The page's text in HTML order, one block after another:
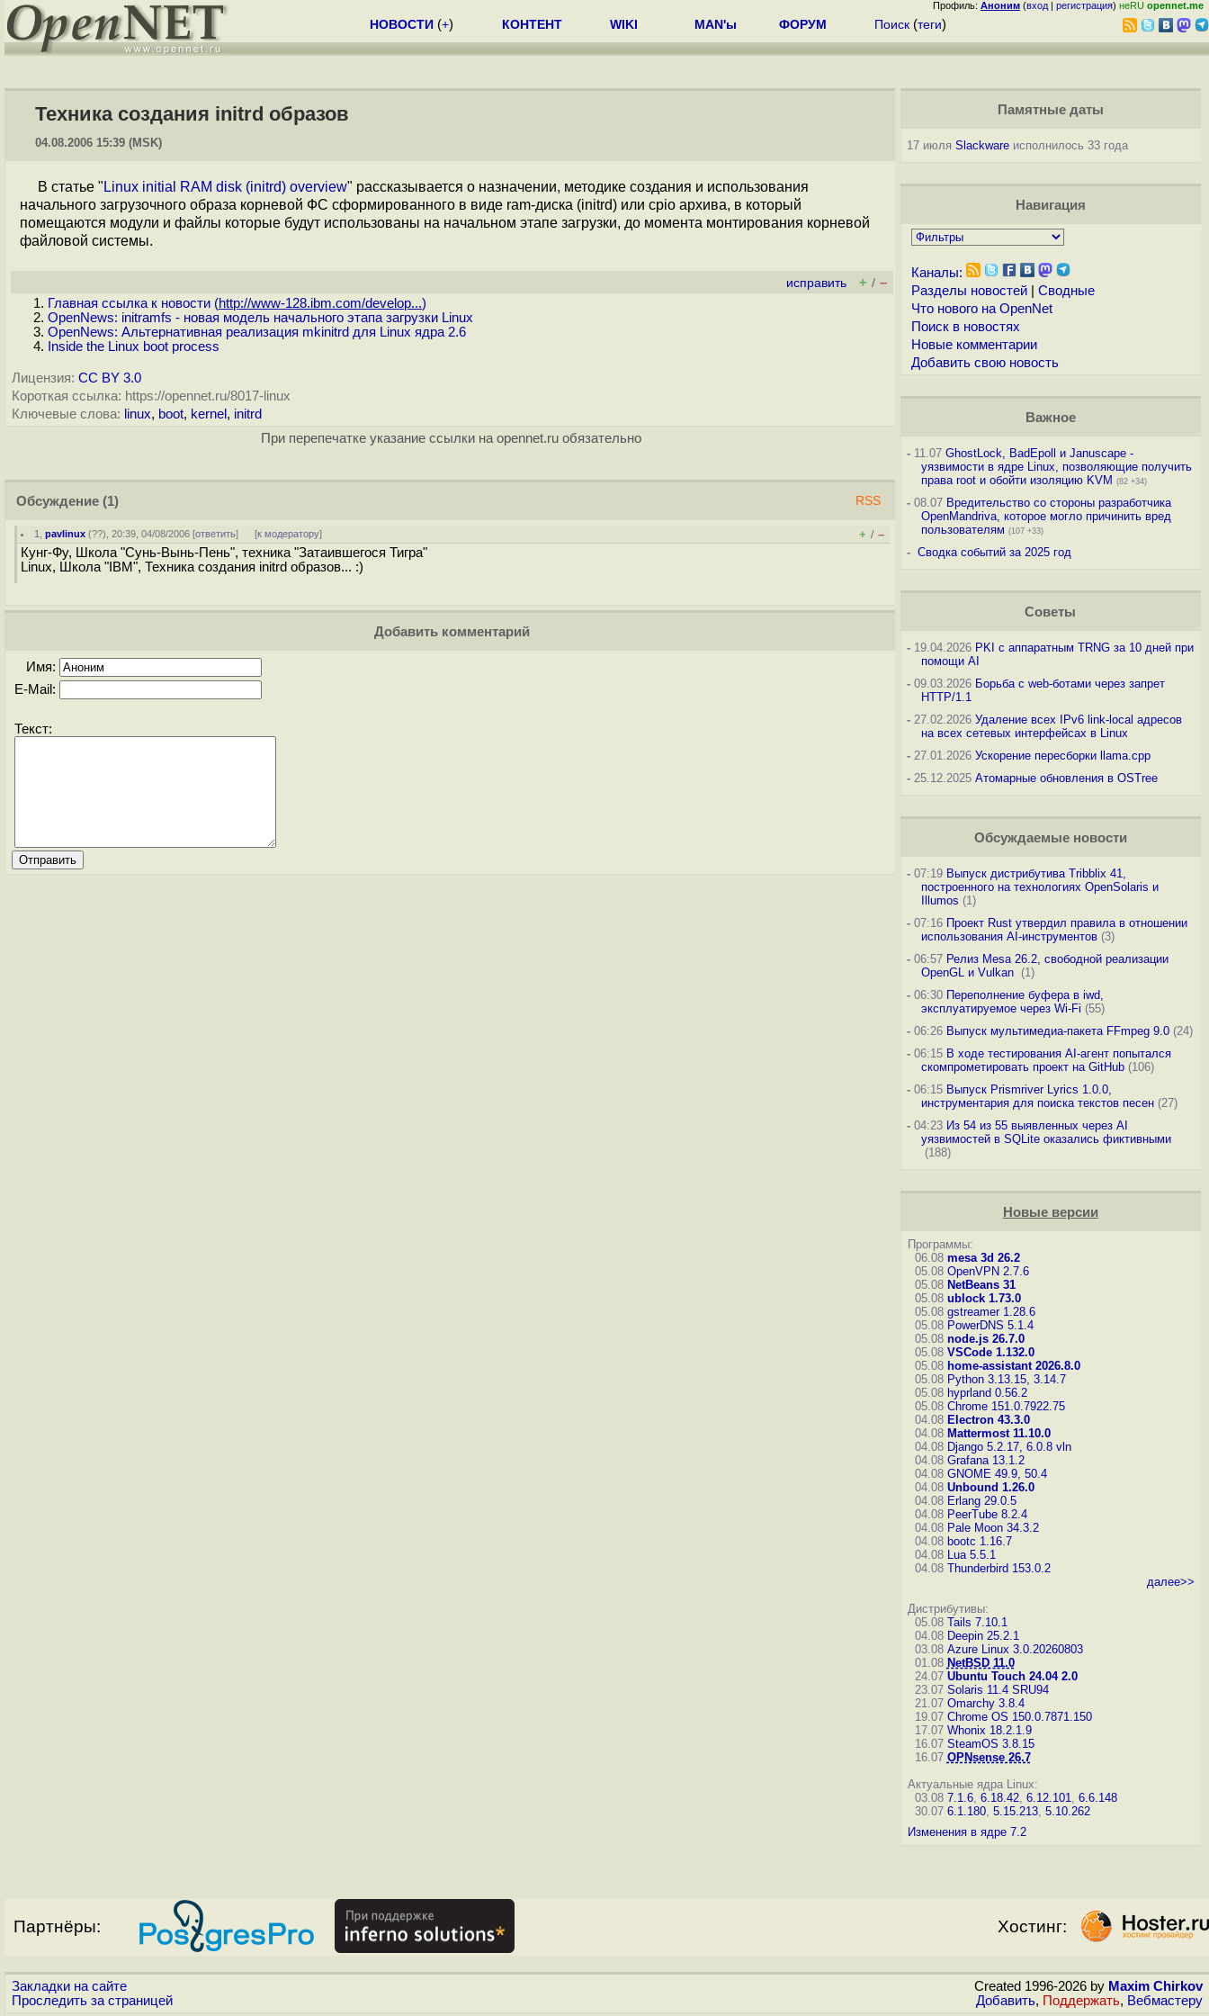
Профиль: Аноним (вход | регистрация) неRU opennet.me
НОВОСТИ (+) КОНТЕНТ WIKI MAN'ы ФОРУМ Поиск (теги)
Техника создания initrd образов
04.08.2006 15:39 (MSK)
В статье " Linux initial RAM disk (initrd) overview" рассказывается о назначении, методике создания и использования
начального загрузочного образа корневой ФС сформированного в виде ram-диска (initrd) или cpio архива, в который
помещаются модули и файлы которые будут использованы на начальном этапе загрузки, до момента монтирования корневой
файловой системы.
исправить + / –
Главная ссылка к новости (http://www-128.ibm.com/develop...)
OpenNews: initramfs - новая модель начального этапа загрузки Linux
OpenNews: Альтернативная реализация mkinitrd для Linux ядра 2.6
Inside the Linux boot process
Лицензия: CC BY 3.0
Короткая ссылка: https://opennet.ru/8017-linux
Ключевые слова: linux, boot, kernel , initrd
При перепечатке указание ссылки на opennet.ru обязательно
Обсуждение (1) RSS
1 ,pavlinux (??), 20:39, 04/08/2006 [ответить] [к модератору] + / –
Кунг-Фу, Школа "Сунь-Вынь-Пень", техника "Затаившегося Тигра"
Linux, Школа "IBM", Техника создания initrd образов... :)
Добавить комментарий
Имя:
E-Mail:
Текст:
Памятные даты
17 июля Slackwareисполнилось 33 года
Навигация
Каналы:
Разделы новостей| Сводные
Что нового на OpenNet
Поиск в новостях
Новые комментарии
Добавить свою новость
Важное
-11.07 GhostLock, BadEpoll и Januscape -
уязвимости в ядре Linux, позволяющие получить
права root и обойти изоляцию KVM (82 +34)
-08.07 Вредительство со стороны разработчика
OpenMandriva, которое могло причинить вред
пользователям (107 +33)
- Сводка событий за 2025 год
Советы
-19.04.2026 PKI с аппаратным TRNG за 10 дней при
помощи AI
-09.03.2026 Борьба с web-ботами через запрет
HTTP/1.1
-27.02.2026 Удаление всех IPv6 link-local адресов
на всех сетевых интерфейсах в Linux
-27.01.2026 Ускорение пересборки llama.cpp
-25.12.2025 Атомарные обновления в OSTree
Обсуждаемые новости
-07:19 Выпуск дистрибутива Tribblix 41,
построенного на технологиях OpenSolaris и
Illumos (1)
-07:16 Проект Rust утвердил правила в отношении
использования AI-инструментов(3)
-06:57 Релиз Mesa 26.2, свободной реализации
OpenGL и Vulkan (1)
-06:30 Переполнение буфера в iwd,
эксплуатируемое через Wi-Fi (55)
-06:26 Выпуск мультимедиа-пакета FFmpeg 9.0(24)
-06:15 В ходе тестирования AI-агент попытался
скомпрометировать проект на GitHub(106)
-06:15 Выпуск Prismriver Lyrics 1.0.0,
инструментария для поиска текстов песен(27)
-04:23 Из 54 из 55 выявленных через AI
уязвимостей в SQLite оказались фиктивными
(188)
Новые версии
Программы:
06.08 mesa 3d 26.2
05.08 OpenVPN 2.7.6
05.08 NetBeans 31
05.08 ublock 1.73.0
05.08 gstreamer 1.28.6
05.08 PowerDNS 5.1.4
05.08 node.js 26.7.0
05.08 VSCode 1.132.0
05.08 home-assistant 2026.8.0
05.08 Python 3.13.15, 3.14.7
05.08 hyprland 0.56.2
05.08 Chrome 151.0.7922.75
04.08 Electron 43.3.0
04.08 Mattermost 11.10.0
04.08 Django 5.2.17, 6.0.8 vln
04.08 Grafana 13.1.2
04.08 GNOME 49.9, 50.4
04.08 Unbound 1.26.0
04.08 Erlang 29.0.5
04.08 PeerTube 8.2.4
04.08 Pale Moon 34.3.2
04.08 bootc 1.16.7
04.08 Lua 5.5.1
04.08 Thunderbird 153.0.2
далее>>
Дистрибутивы:
05.08 Tails 7.10.1
04.08 Deepin 25.2.1
03.08 Azure Linux 3.0.20260803
01.08 NetBSD 11.0
24.07 Ubuntu Touch 24.04 2.0
23.07 Solaris 11.4 SRU94
21.07 Omarchy 3.8.4
19.07 Chrome OS 150.0.7871.150
17.07 Whonix 18.2.1.9
16.07 SteamOS 3.8.15
16.07 OPNsense 26.7
Актуальные ядра Linux:
03.08 7.1.6, 6.18.42, 6.12.101, 6.6.148
30.07 6.1.180, 5.15.213, 5.10.262
Изменения в ядре 7.2
Партнёры: Хостинг:
Закладки на сайте
Проследить за страницей
Created 1996-2026 by Maxim Chirkov
Добавить, Поддержать, Вебмастеру